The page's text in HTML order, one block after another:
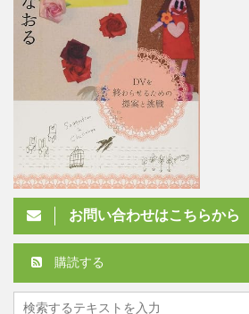
お問い合わせはこちらから
購読する